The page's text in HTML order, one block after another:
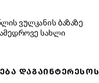
ვულკანის ბაზაზე
სახლი
ᲓᲐᲒᲐᲘᲜᲢᲔᲠᲔᲡᲝᲡ